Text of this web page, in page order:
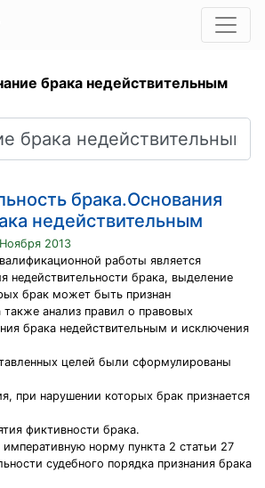
брака недействительным
брака.Основания
недействительным
2013
работы является
недействительности брака, выделение
брак может быть признан
также анализ правил о правовых
брака недействительным и исключения
целей были сформулированы
при нарушении которых брак признается
фиктивности брака.
норму пункта 2 статьи 27
судебного порядка признания брака